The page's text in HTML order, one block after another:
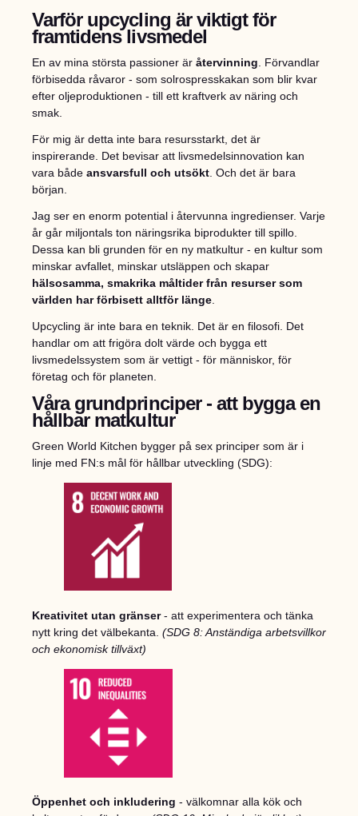
Varför upcycling är viktigt för
framtidens livsmedel
En av mina största passioner är återvinning . Förvandlar
förbisedda råvaror - som solrospresskakan som blir kvar
efter oljeproduktionen - till ett kraftverk av näring och
smak.
För mig är detta inte bara resursstarkt, det är
inspirerande. Det bevisar att livsmedelsinnovation kan
vara både ansvarsfull och utsökt . Och det är bara
början.
Jag ser en enorm potential i återvunna ingredienser. Varje
år går miljontals ton näringsrika biprodukter till spillo.
Dessa kan bli grunden för en ny matkultur - en kultur som
minskar avfallet, minskar utsläppen och skapar
hälsosamma, smakrika måltider från resurser som
världen har förbisett alltför länge
Upcycling är inte bara en teknik. Det är en filosofi. Det
handlar om att frigöra dolt värde och bygga ett
livsmedelssystem som är vettigt - för människor, för
företag och för planeten.
Våra grundprinciper - att bygga en
hållbar matkultur
Green World Kitchen bygger på sex principer som är i
linje med FN:s mål för hållbar utveckling (SDG):
Kreativitet utan gränser- att experimentera och tänka
nytt kring det välbekanta. (SDG 8: Anständiga arbetsvillkor
och ekonomisk tillväxt)
Öppenhet och inkludering - välkomnar alla kök och